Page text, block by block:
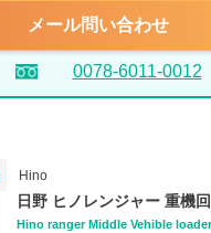
メール問い合わせ
0078-6011-0012
Hino
日野 ヒノレンジャー 重機
Hino ranger Middle Vehible loader